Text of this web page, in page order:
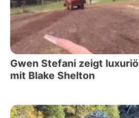
Gwen Stefani zeigt
mit Blake Shelton